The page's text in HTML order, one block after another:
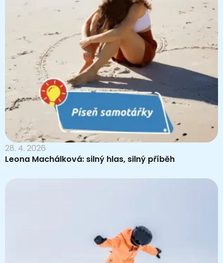
28. 4. 2026
Leona Machálková: silný hlas, silný příběh